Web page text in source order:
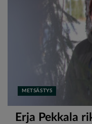
METSÄSTYS
Erja Pekkala